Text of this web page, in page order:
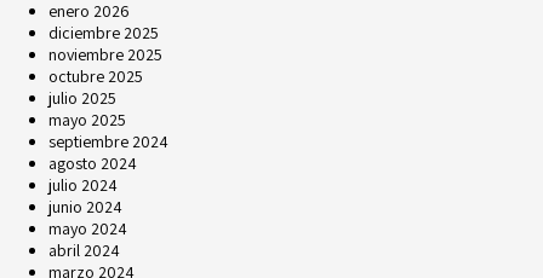
enero 2026
diciembre 2025
noviembre 2025
octubre 2025
julio 2025
mayo 2025
septiembre 2024
agosto 2024
julio 2024
junio 2024
mayo 2024
abril 2024
marzo 2024